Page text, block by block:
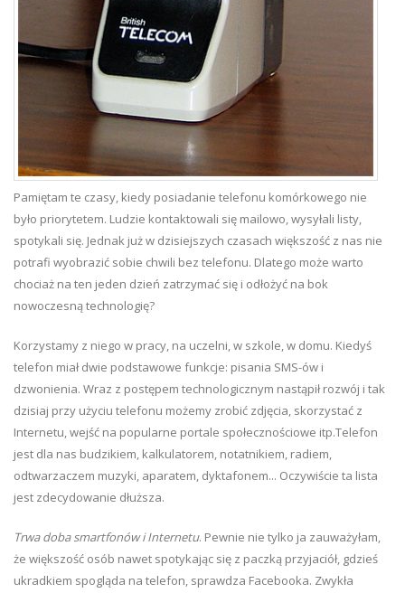
Pamiętam te czasy, kiedy posiadanie telefonu komórkowego nie
było priorytetem. Ludzie kontaktowali się mailowo, wysyłali listy,
spotykali się. Jednak już w dzisiejszych czasach większość z nas nie
potrafi wyobrazić sobie chwili bez telefonu. Dlatego może warto
chociaż na ten jeden dzień zatrzymać się i odłożyć na bok
nowoczesną technologię?
Korzystamy z niego w pracy, na uczelni, w szkole, w domu. Kiedyś
telefon miał dwie podstawowe funkcje: pisania SMS-ów i
dzwonienia. Wraz z postępem technologicznym nastąpił rozwój i tak
dzisiaj przy użyciu telefonu możemy zrobić zdjęcia, skorzystać z
Internetu, wejść na popularne portale społecznościowe itp.Telefon
jest dla nas budzikiem, kalkulatorem, notatnikiem, radiem,
odtwarzaczem muzyki, aparatem, dyktafonem... Oczywiście ta lista
jest zdecydowanie dłuższa.
Trwa doba smartfonów i Internetu. Pewnie nie tylko ja zauważyłam,
że większość osób nawet spotykając się z paczką przyjaciół, gdzieś
ukradkiem spogląda na telefon, sprawdza Facebooka. Zwykła